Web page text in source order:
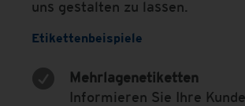
uns gestalten zu lassen.
Etikettenbeispiele

Mehrlagenetiketten
Informieren Sie Ihre